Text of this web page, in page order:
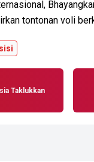
tontonan voli
Taklukkan